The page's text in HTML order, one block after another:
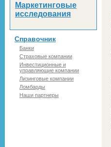
Маркетинговые
исследования
Справочник
Банки
Страховые компании
Инвестиционные и
управляющие компании
Лизинговые компании
Ломбарды
Наши партнеры